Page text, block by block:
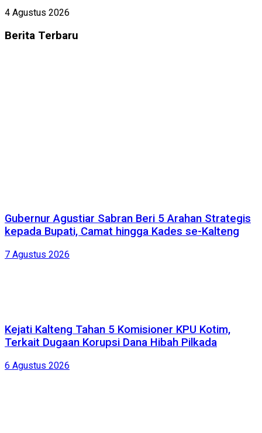
4 Agustus 2026
Berita Terbaru
Gubernur Agustiar Sabran Beri 5 Arahan Strategis
kepada Bupati, Camat hingga Kades se-Kalteng
7 Agustus 2026
Kejati Kalteng Tahan 5 Komisioner KPU Kotim,
Terkait Dugaan Korupsi Dana Hibah Pilkada
6 Agustus 2026